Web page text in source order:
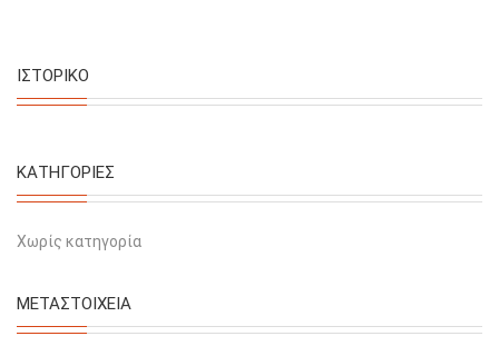
ΙΣΤΟΡΙΚΌ
KΑΤΗΓΟΡΊΕΣ
Χωρίς κατηγορία
ΜΕΤΑΣΤΟΙΧΕΊΑ